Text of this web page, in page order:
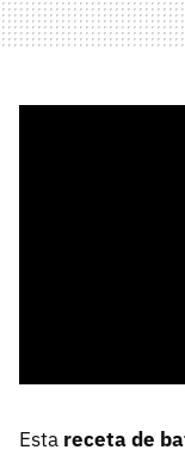
Esta receta de